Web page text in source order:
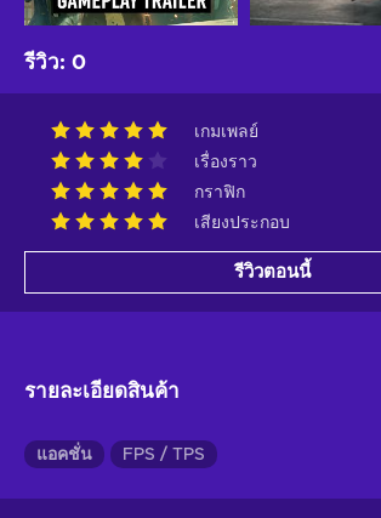
รีวิว: 0
เกมเพลย์
เรื่องราว
กราฟิก
เสียงประกอบ
รีวิวตอนนี้
รายละเอียดสินค้า
แอคชั่น FPS / TPS